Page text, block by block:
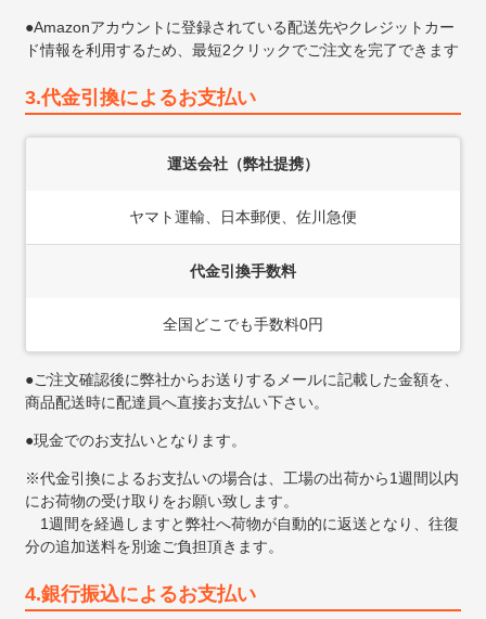
●Amazonアカウントに登録されている配送先やクレジットカー
ド情報を利用するため、最短2クリックでご注文を完了できます
3.代金引換によるお支払い
運送会社（弊社提携）
ヤマト運輸、日本郵便、佐川急便
代金引換手数料
全国どこでも手数料0円
●ご注文確認後に弊社からお送りするメールに記載した金額を、
商品配送時に配達員へ直接お支払い下さい。
●現金でのお支払いとなります。
※代金引換によるお支払いの場合は、工場の出荷から1週間以内
にお荷物の受け取りをお願い致します。
1週間を経過しますと弊社へ荷物が自動的に返送となり、往復
分の追加送料を別途ご負担頂きます。
4.銀行振込によるお支払い